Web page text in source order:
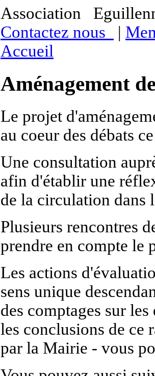
Association
Contactez nous
|
Accueil
Aménagement
Le projet
au coeur des débats
Une consultation
afin d'établir une
de la circulation dans
Plusieurs rencontres
prendre en compte le
Les actions
sens unique
des comptages sur
les conclusions de ce
par la Mairie - vous